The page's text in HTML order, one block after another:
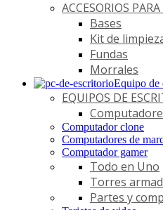
ACCESORIOS
Bases
Kit de
Fundas
Morrales
Equipo de
EQUIPOS DE
Computador clone
Computadores de
Computador gamer
Todo en Uno
Torres
Partes y